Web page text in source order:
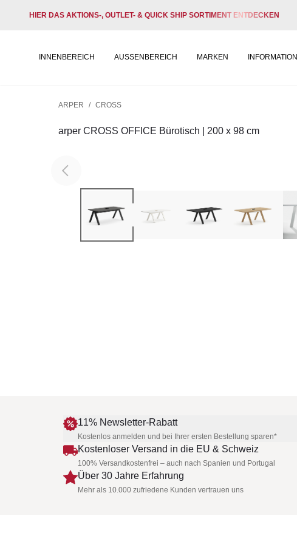
HIER DAS AKTIONS-, OUTLET- & QUICK SHIP SORTIMENT ENTDECKEN
INNENBEREICH AUSSENBEREICH MARKEN INFORMATION
ARPER / CROSS
arper CROSS OFFICE Bürotisch | 200 x 98 cm
11% Newsletter-Rabatt
Kostenlos anmelden und bei Ihrer ersten Bestellung sparen*
Kostenloser Versand in die EU & Schweiz
100% Versandkostenfrei – auch nach Spanien und Portugal
Über 30 Jahre Erfahrung
Mehr als 10.000 zufriedene Kunden vertrauen uns